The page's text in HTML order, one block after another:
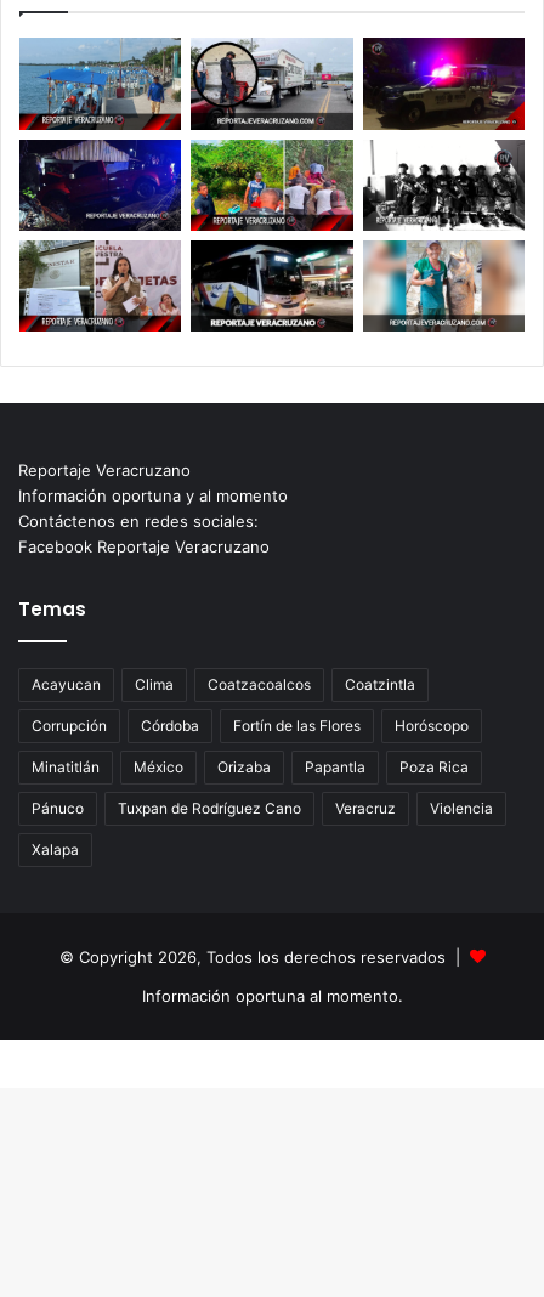
Reportaje Veracruzano
Información oportuna y al momento
Contáctenos en redes sociales:
Facebook Reportaje Veracruzano
Temas
Acayucan Clima Coatzacoalcos Coatzintla
Corrupción Córdoba Fortín de las Flores Horóscopo
Minatitlán México Orizaba Papantla Poza Rica
Pánuco Tuxpan de Rodríguez Cano Veracruz Violencia
Xalapa
© Copyright 2026, Todos los derechos reservados |
Información oportuna al momento.